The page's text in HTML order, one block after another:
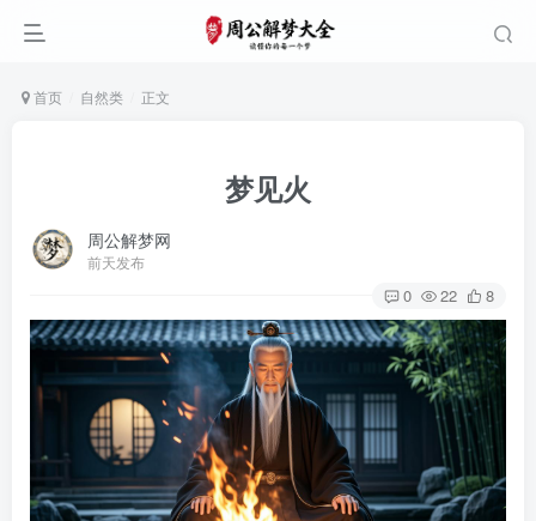
首页 自然类 正文
梦见火
周公解梦网
前天发布
0 22 8